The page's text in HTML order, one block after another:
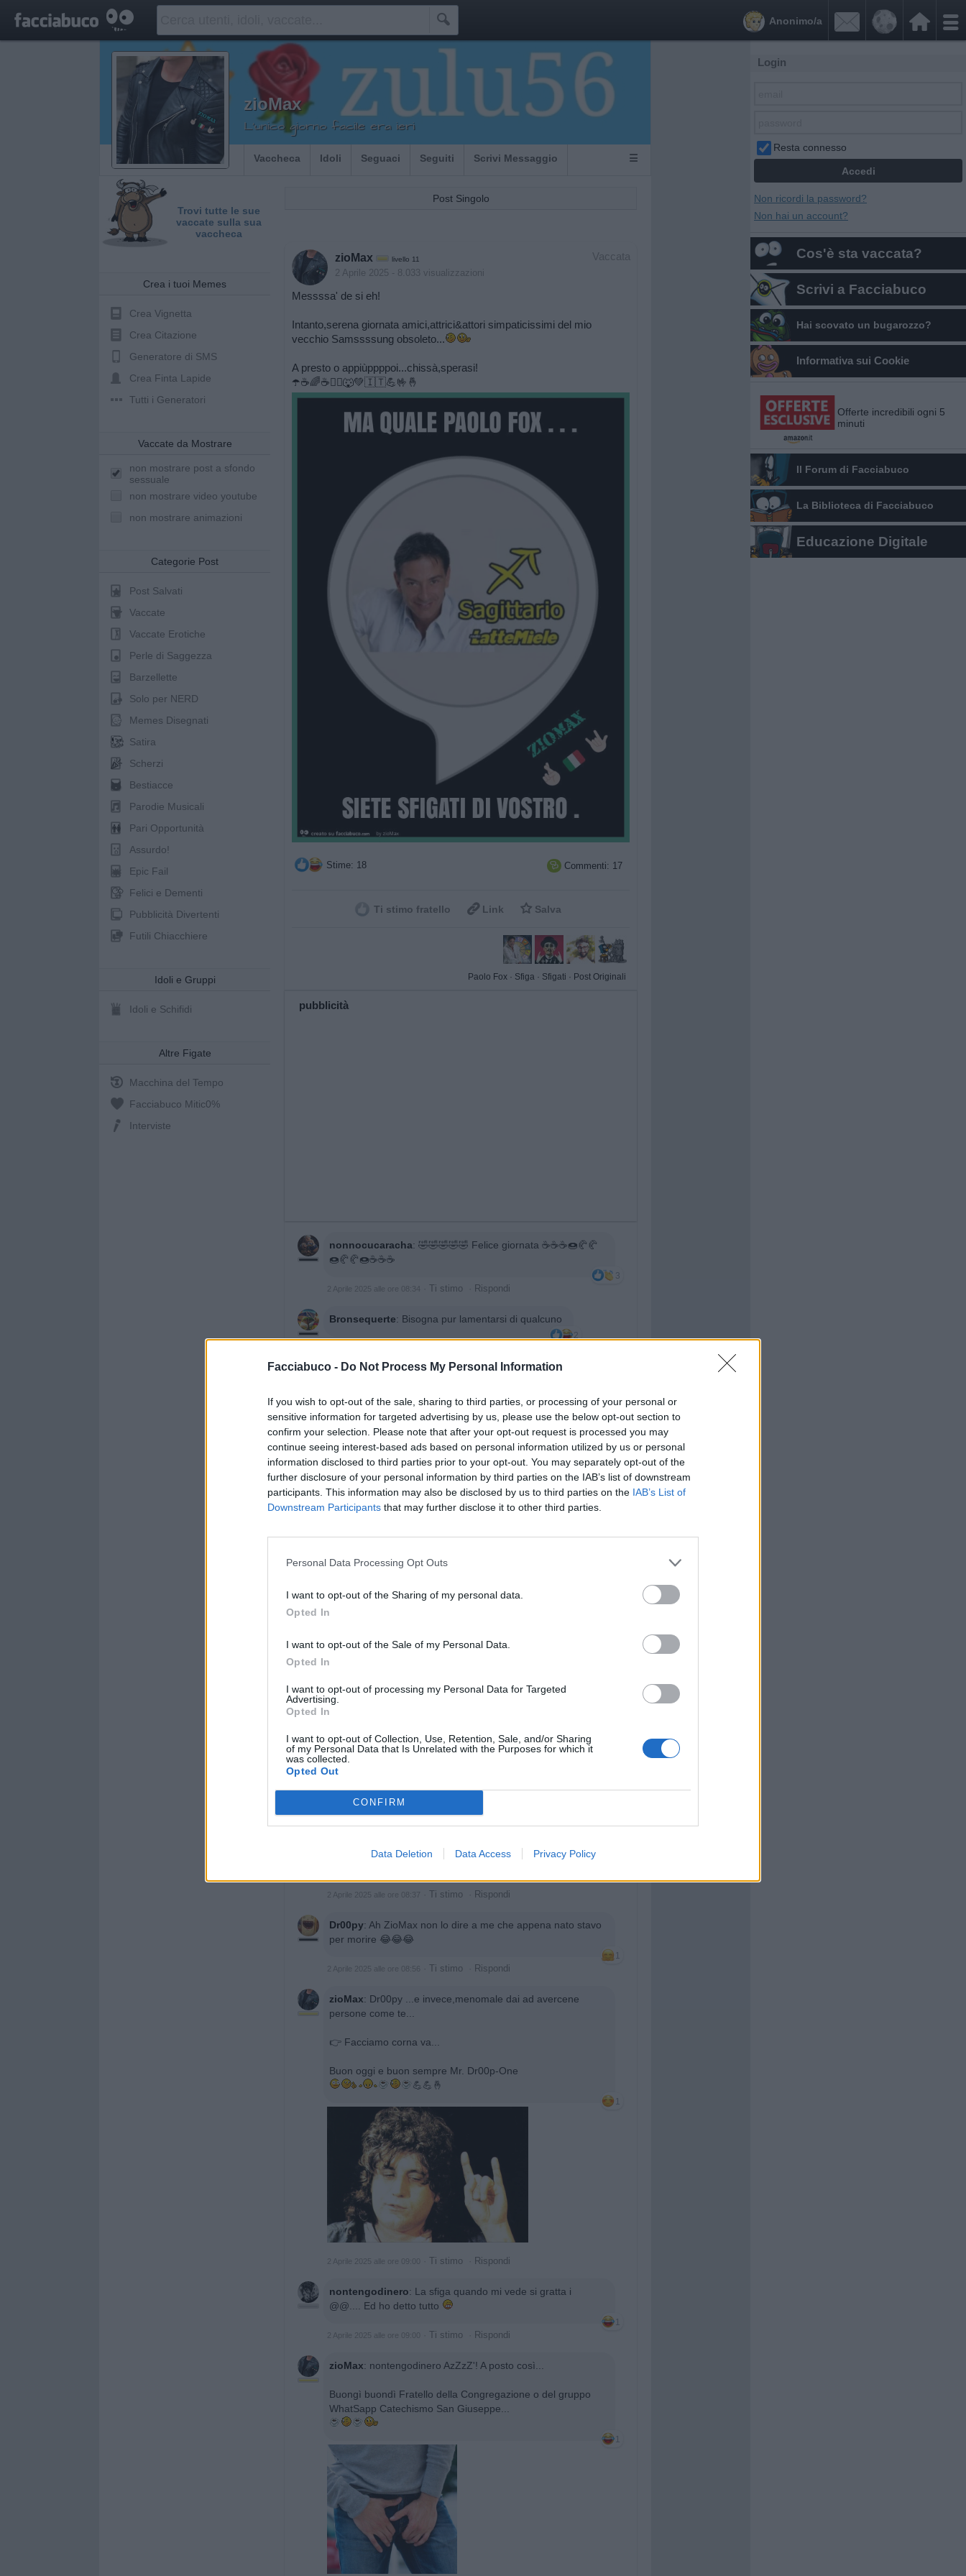
Facciabuco - Do Not Process My Personal Information
If you wish to opt-out of the sale, sharing to third parties, or processing of your personal or
sensitive information for targeted advertising by us, please use the below opt-out section to
confirm your selection. Please note that after your opt-out request is processed you may
continue seeing interest-based ads based on personal information utilized by us or personal
information disclosed to third parties prior to your opt-out. You may separately opt-out of the
further disclosure of your personal information by third parties on the IAB’s list of downstream
participants. This information may also be disclosed by us to third parties on the IAB’s List of
Downstream Participants that may further disclose it to other third parties.
Personal Data Processing Opt Outs
I want to opt-out of the Sharing of my personal data.
Opted In
I want to opt-out of the Sale of my Personal Data.
Opted In
I want to opt-out of processing my Personal Data for Targeted
Advertising.
Opted In
I want to opt-out of Collection, Use, Retention, Sale, and/or Sharing
of my Personal Data that Is Unrelated with the Purposes for which it
was collected.
Opted Out
CONFIRM
Data Deletion Data Access Privacy Policy
 

Anonimo/a
zioMax
L'unico giorno facile era ieri
Vaccheca Idoli Seguaci Seguiti Scrivi Messaggio ☰
Trovi tutte le sue
vaccate sulla sua
vaccheca
Crea i tuoi Memes
Crea Vignetta
Crea Citazione
Generatore di SMS
Crea Finta Lapide
Tutti i Generatori
Vaccate da Mostrare
non mostrare post a sfondo
sessuale
non mostrare video youtube
non mostrare animazioni
Categorie Post
Post Salvati
Vaccate
Vaccate Erotiche
Perle di Saggezza
Barzellette
Solo per NERD
Memes Disegnati
Satira
Scherzi
Bestiacce
Parodie Musicali
Pari Opportunità
Assurdo!
Epic Fail
Felici e Dementi
Pubblicità Divertenti
Futili Chiacchiere
Idoli e Gruppi
Idoli e Schifidi
Altre Figate
Macchina del Tempo
Facciabuco Mitic0%
Interviste
Post Singolo
Vaccata
zioMax livello 11
2 Aprile 2025 - 8.033 visualizzazioni
Messssa' de si eh!
Intanto,serena giornata amici,attrici&attori simpaticissimi del mio
vecchio Samssssung obsoleto...
A presto o appiùppppoi...chissà,sperasi!
☂️☕️🌈☕️🏃‍♂️🐺💚🇮🇹💪🤟🤞
Stime: 18  Commenti: 17
Ti stimo fratello  Link  Salva
Paolo Fox · Sfiga · Sfigati · Post Originali
pubblicità
nonnocucaracha: 🤣🤣🤣🤣🤣 Felice giornata ☕☕☕🍩🥐🥐
🍩🥐🥐🍩☕☕☕
3
2 Aprile 2025 alle ore 08:34 Ti stimo Rispondi
Bronsequerte: Bisogna pur lamentarsi di qualcuno
2
Ciao vecio
2
Animazione Peso Moderato (1.15 Mb)
2 Aprile 2025 alle ore 08:37 Ti stimo Rispondi
Dr00py: Ah ZioMax non lo dire a me che appena nato stavo
per morire 😂😂😂
1
2 Aprile 2025 alle ore 08:56 Ti stimo Rispondi
zioMax: Dr00py ...e invece,menomale dai ad avercene
persone come te...
👉 Facciamo corna va...
Buon oggi e buon sempre Mr. Dr00p-One
💪💪🤞
1
2 Aprile 2025 alle ore 09:00 Ti stimo Rispondi
nontengodinero: La sfiga quando mi vede si gratta i
@@.... Ed ho detto tutto
1
2 Aprile 2025 alle ore 09:00 Ti stimo Rispondi
zioMax: nontengodinero AzZzZ'! A posto così...
Buongì buondì Fratello della Congregazione o del gruppo
WhatSapp Catechismo San Giuseppe...
1
Login
Resta connesso
Non ricordi la password?
Non hai un account?
Cos'è sta vaccata?
Scrivi a Facciabuco
Hai scovato un bugarozzo?
Informativa sui Cookie
Offerte incredibili ogni 5
minuti
Il Forum di Facciabuco
La Biblioteca di Facciabuco
Educazione Digitale